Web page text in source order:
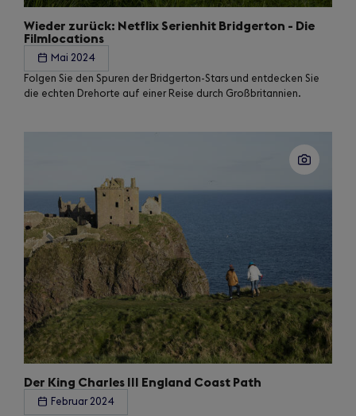
Wieder zurück: Netflix Serienhit Bridgerton - Die
Filmlocations
Mai 2024
Folgen Sie den Spuren der Bridgerton-Stars und entdecken Sie
die echten Drehorte auf einer Reise durch Großbritannien.
Der King Charles III England Coast Path
Februar 2024